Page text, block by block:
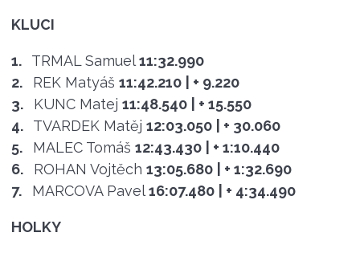
KLUCI
1. TRMAL Samuel 11:32.990
2.
REK Matyáš 11:42.210
| + 9.220
3.
KUNC Matej 11:48.540
| + 15.550
4.
TVARDEK Matěj 12:03.050
| + 30.060
5.
MALEC Tomáš 12:43.430
| + 1:10.440
6.
ROHAN Vojtěch 13:05.680
| + 1:32.690
7.
MARCOVA Pavel 16:07.480 | + 4:34.490
HOLKY